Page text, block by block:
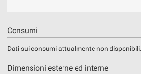
Consumi
Dati sui consumi attualmente non disponibili.
Dimensioni esterne ed interne